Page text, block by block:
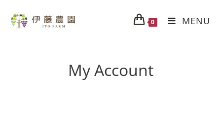
0 MENU
My Account